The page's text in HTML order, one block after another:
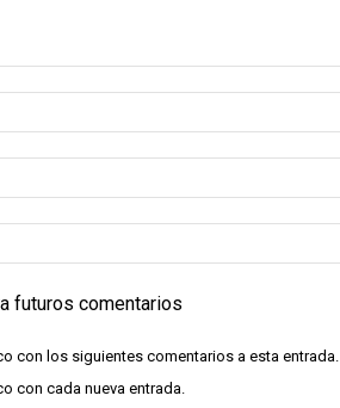
futuros comentarios
con los siguientes comentarios a esta entrada.
con cada nueva entrada.